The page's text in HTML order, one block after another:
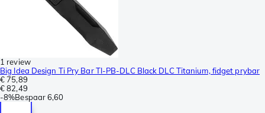
1 review
Big Idea Design Ti Pry Bar TI-PB-DLC Black DLC Titanium, fidget prybar
€ 75,89
€ 82,49
-8%Bespaar6,60